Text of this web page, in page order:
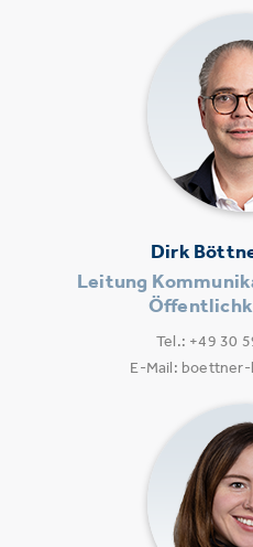
Dirk
Leitung
Tel.: +49 30
E-Mail: